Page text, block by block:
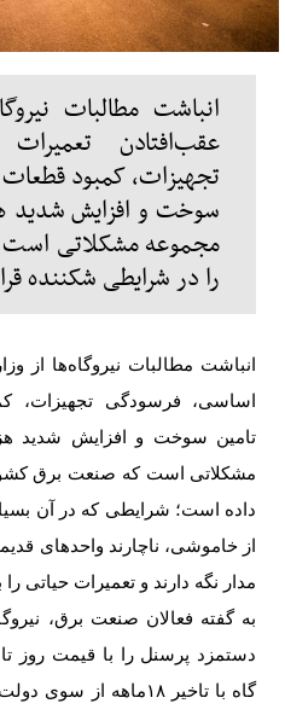
انباشت مطالبات
عقب‌افتادن
تجهیزات، کمبود
سوخت و افزایش شدید
مجموعه مشکلاتی
را در شرایطی شکننده
انباشت مطالبات نیروگاه‌ها از
اساسی، فرسودگی تجهیزات،
تامین سوخت و افزایش شدید
مشکلاتی است که صنعت برق
داده است؛ شرایطی که در آن
از خاموشی، ناچارند واحدهای
مدار نگه دارند و تعمیرات حیاتی را
به گفته فعالان صنعت برق،
دستمزد پرسنل را با قیمت روز
گاه با تاخیر ۱۸‌ماهه از سوی